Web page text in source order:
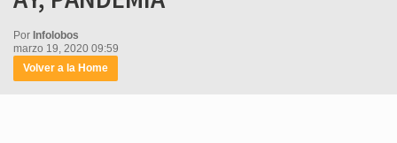
Por Infolobos
marzo 19, 2020 09:59
Volver a la Home